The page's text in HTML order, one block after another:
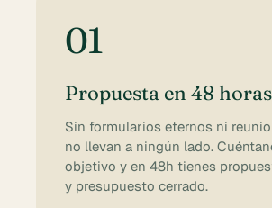
01
Propuesta en 48 horas
Sin formularios eternos ni
no llevan a ningún lado.
objetivo y en 48h tienes
y presupuesto cerrado.